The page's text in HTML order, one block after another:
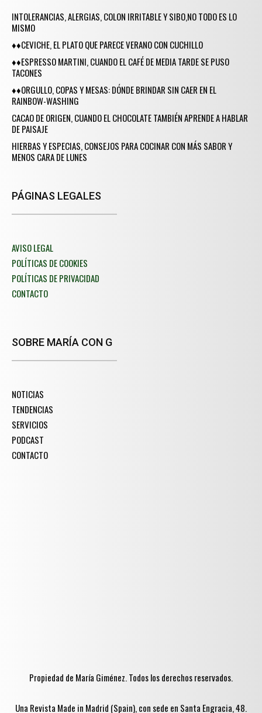
INTOLERANCIAS, ALERGIAS, COLON IRRITABLE Y SIBO,NO TODO ES LO
MISMO
♦♦CEVICHE, EL PLATO QUE PARECE VERANO CON CUCHILLO
♦♦ESPRESSO MARTINI, CUANDO EL CAFÉ DE MEDIA TARDE SE PUSO
TACONES
♦♦ORGULLO, COPAS Y MESAS: DÓNDE BRINDAR SIN CAER EN EL
RAINBOW-WASHING
CACAO DE ORIGEN, CUANDO EL CHOCOLATE TAMBIÉN APRENDE A HABLAR
DE PAISAJE
HIERBAS Y ESPECIAS, CONSEJOS PARA COCINAR CON MÁS SABOR Y
MENOS CARA DE LUNES
PÁGINAS LEGALES
AVISO LEGAL
POLÍTICAS DE COOKIES
POLÍTICAS DE PRIVACIDAD
CONTACTO
SOBRE MARÍA CON G
NOTICIAS
TENDENCIAS
SERVICIOS
PODCAST
CONTACTO
Propiedad de María Giménez. Todos los derechos reservados.
Una Revista Made in Madrid (Spain), con sede en Santa Engracia, 48.